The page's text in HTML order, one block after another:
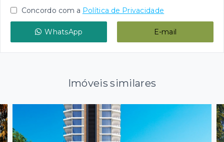
Concordo com a Política de Privacidade
WhatsApp E-mail
Imóveis similares